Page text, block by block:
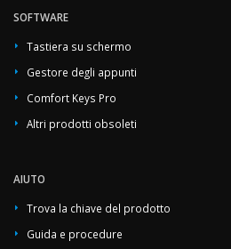
SOFTWARE
Tastiera su schermo
Gestore degli appunti
Comfort Keys Pro
Altri prodotti obsoleti
AIUTO
Trova la chiave del prodotto
Guida e procedure